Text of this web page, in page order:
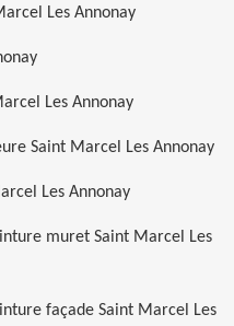
Les Annonay
Les Annonay
Saint Marcel Les Annonay
Les Annonay
muret Saint Marcel Les
façade Saint Marcel Les